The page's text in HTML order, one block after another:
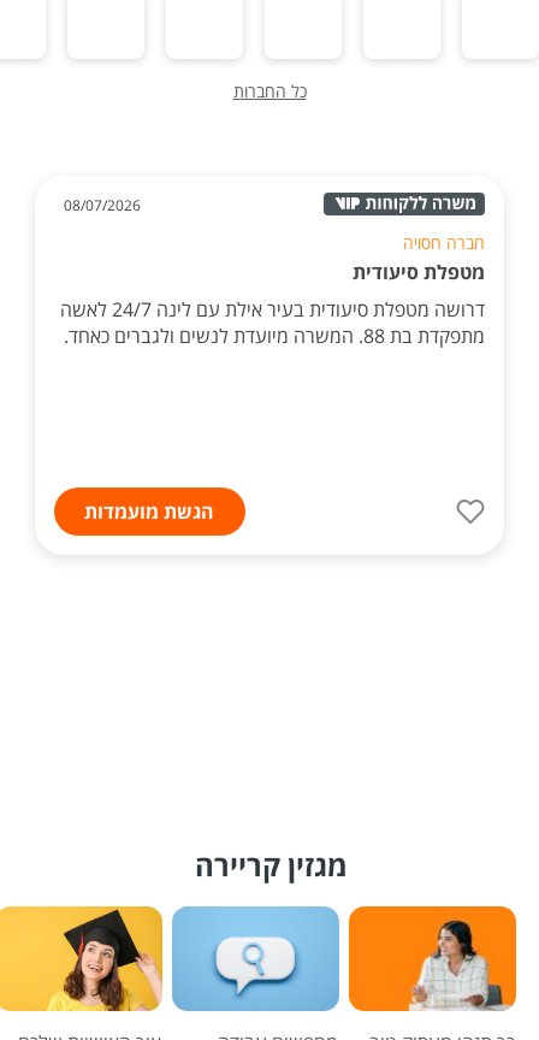
כל החברות
08/07/2026
חברה חסויה
מטפלת סיעודית
דרושה מטפלת סיעודית בעיר אילת עם לינה 24/7 לאשה
מתפקדת בת 88. המשרה מיועדת לנשים ולגברים כאחד.
הגשת מועמדות
מגזין קריירה